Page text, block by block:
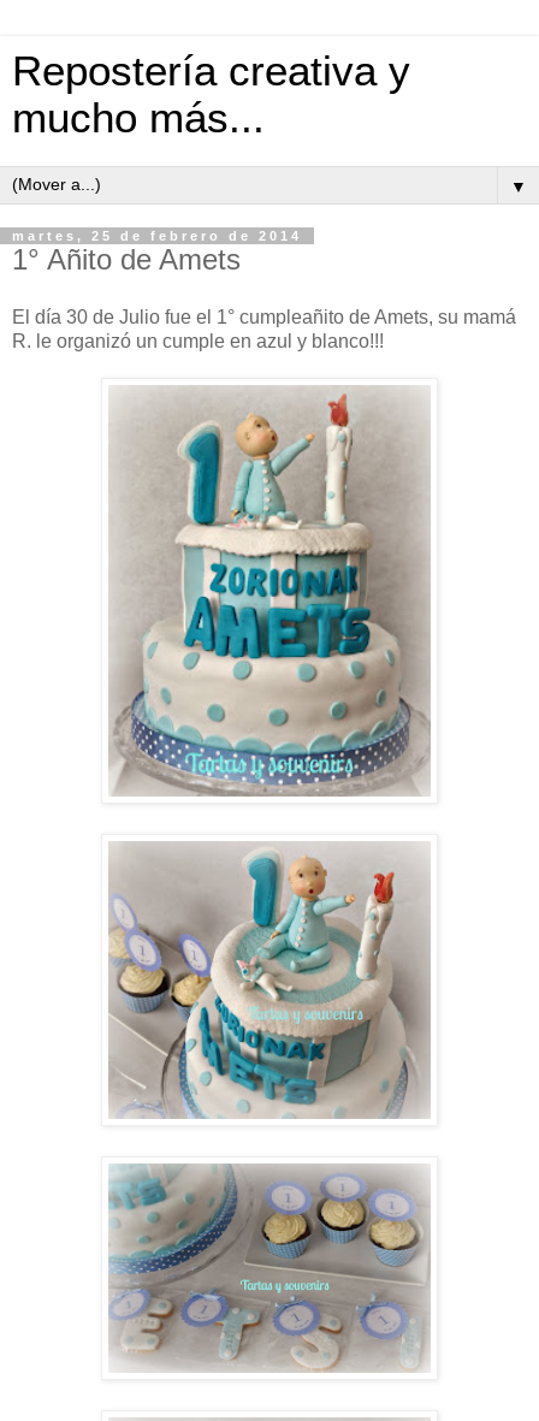
Repostería creativa y
mucho más...
▼
martes, 25 de febrero de 2014
1° Añito de Amets
El día 30 de Julio fue el 1° cumpleañito de Amets, su mamá
R. le organizó un cumple en azul y blanco!!!